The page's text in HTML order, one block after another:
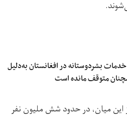
‌بشردوستانه در افغانستان به‌دلیل
متوقف مانده است
نفر در سن کار اند و از این میان، در حدود شش ملیون نفر